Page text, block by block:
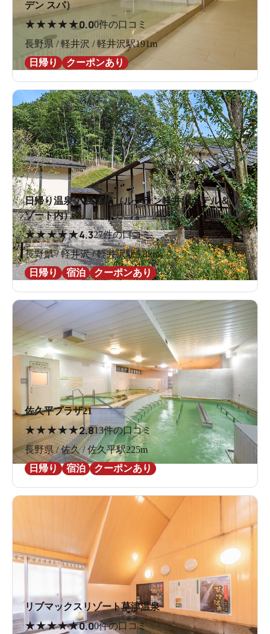
デン スパ）
★★★★★0.00件の口コミ
長野県 / 軽井沢 / 軽井沢駅191m
日帰り
クーポンあり
日帰り温泉 八風温泉（ルグラン軽井沢ホテル＆リ
ゾート内）
★★★★★4.327件の口コミ
長野県 / 軽井沢 / 軽井沢駅5.8km
日帰り
宿泊 クーポンあり
佐久平プラザ21
★★★★★2.813件の口コミ
長野県 / 佐久 / 佐久平駅225m
日帰り
宿泊 クーポンあり
リブマックスリゾート草津温泉
★★★★★0.00件の口コミ